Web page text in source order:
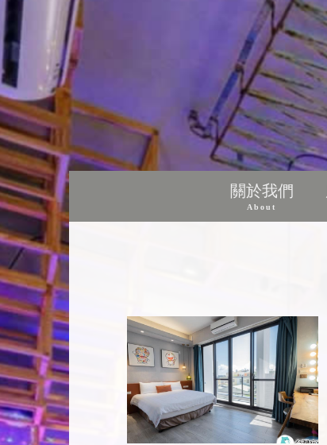
關於我們
About